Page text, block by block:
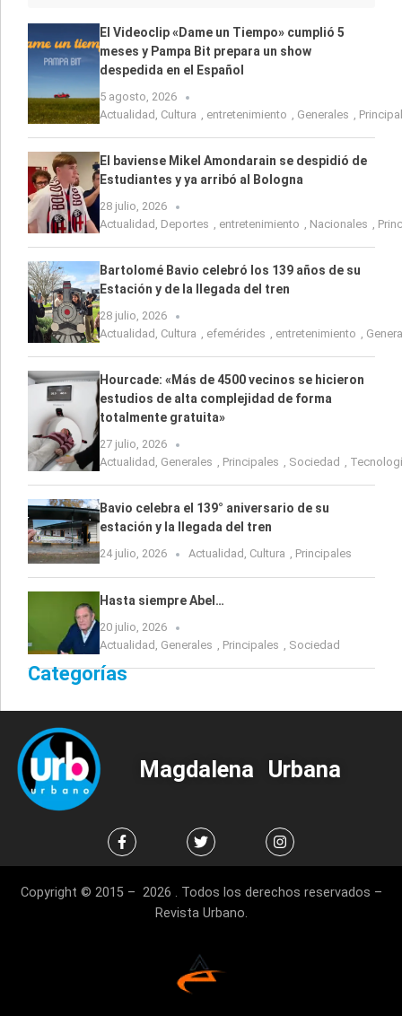
El Videoclip «Dame un Tiempo» cumplió 5
meses y Pampa Bit prepara un show
despedida en el Español
5 agosto, 2026
Actualidad , Cultura , entretenimiento , Generales ,
El baviense Mikel Amondarain se despidió de
Estudiantes y ya arribó al Bologna
28 julio, 2026
Actualidad , Deportes , entretenimiento , Nacionales ,
Bartolomé Bavio celebró los 139 años de su
Estación y de la llegada del tren
28 julio, 2026
Actualidad , Cultura , efemérides , entretenimiento ,
Hourcade: «Más de 4500 vecinos se hicieron
estudios de alta complejidad de forma
totalmente gratuita»
27 julio, 2026
Actualidad , Generales , Principales , Sociedad ,
Bavio celebra el 139° aniversario de su
estación y la llegada del tren
24 julio, 2026 Actualidad , Cultura , Principales
Hasta siempre Abel…
20 julio, 2026
Actualidad , Generales , Principales , Sociedad
Categorías
Magdalena Urbana
Copyright © 2015 – 2026 . Todos los derechos reservados –
Revista Urbano.